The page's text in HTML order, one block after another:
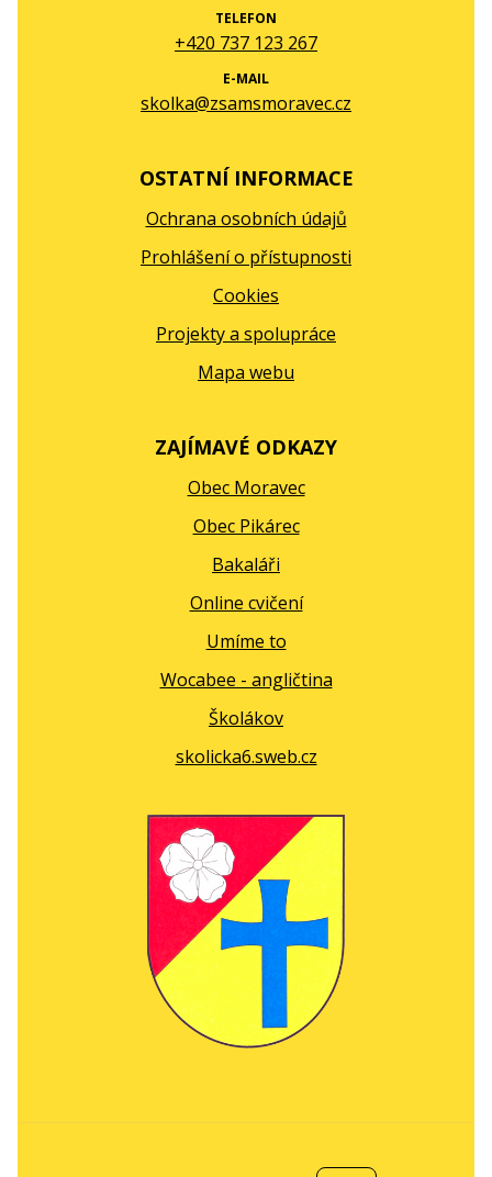
TELEFON
+420 737 123 267
E-MAIL
skolka@zsamsmoravec.cz
OSTATNÍ INFORMACE
Ochrana osobních údajů
Prohlášení o přístupnosti
Cookies
Projekty a spolupráce
Mapa webu
ZAJÍMAVÉ ODKAZY
Obec Moravec
Obec Pikárec
Bakaláři
Online cvičení
Umíme to
Wocabee - angličtina
Školákov
skolicka6.sweb.cz